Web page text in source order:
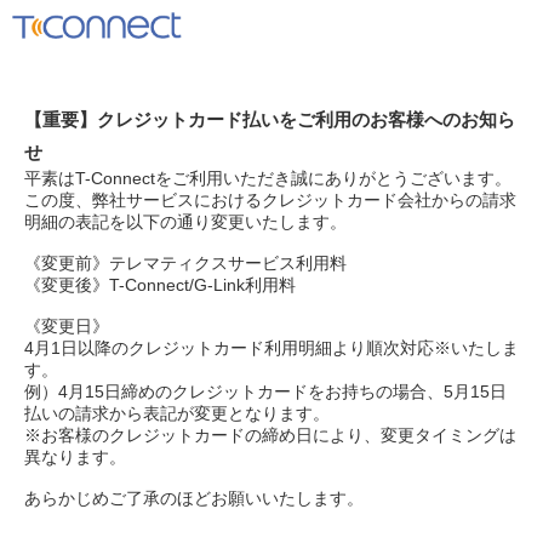
【重要】クレジットカード払いをご利用のお客様へのお知ら
せ
平素はT-Connectをご利用いただき誠にありがとうございます。
この度、弊社サービスにおけるクレジットカード会社からの請求
明細の表記を以下の通り変更いたします。
《変更前》テレマティクスサービス利用料
《変更後》T-Connect/G-Link利用料
《変更日》
4月1日以降のクレジットカード利用明細より順次対応※いたしま
す。
例）4月15日締めのクレジットカードをお持ちの場合、5月15日
払いの請求から表記が変更となります。
※お客様のクレジットカードの締め日により、変更タイミングは
異なります。
あらかじめご了承のほどお願いいたします。